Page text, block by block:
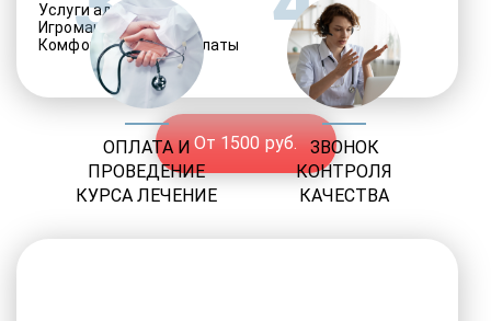
Услуги адвоката
Игромания
Комфортабельные палаты
От 1500 руб.
ОПЛАТА И
ПРОВЕДЕНИЕ
КУРСА ЛЕЧЕНИЕ
ЗВОНОК
КОНТРОЛЯ
КАЧЕСТВА